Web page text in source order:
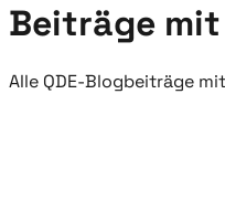
Beiträge mit
Alle QDE-Blogbeiträge